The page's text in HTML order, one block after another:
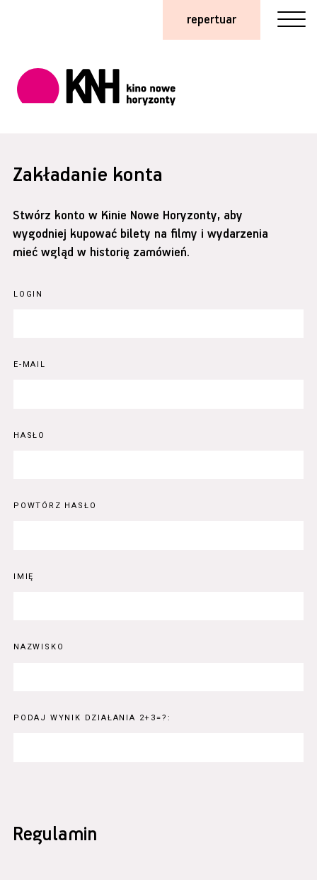
repertuar
Zakładanie konta
Stwórz konto w Kinie Nowe Horyzonty, aby
wygodniej kupować bilety na filmy i wydarzenia
mieć wgląd w historię zamówień.
LOGIN
E-MAIL
HASŁO
POWTÓRZ HASŁO
IMIĘ
NAZWISKO
PODAJ WYNIK DZIAŁANIA 2+3=?:
Regulamin